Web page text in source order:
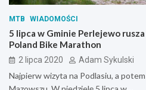
MTB WIADOMOŚCI
5 lipca w Gminie Perlejewo
Poland Bike Marathon
2 lipca 2020 Adam Sykulski
Najpierw wizyta na Podlasiu, a